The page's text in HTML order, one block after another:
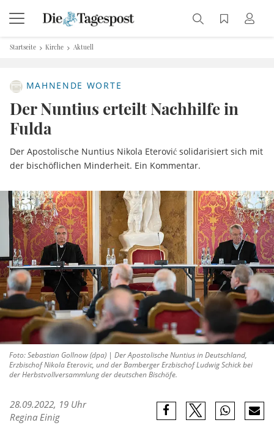
Startseite Kirche Aktuell
MAHNENDE WORTE
Der Nuntius erteilt Nachhilfe in
Fulda
Der Apostolische Nuntius Nikola Eterović solidarisiert sich mit
der bischöflichen Minderheit. Ein Kommentar.
Foto: Sebastian Gollnow (dpa) | Der Apostolische Nuntius in Deutschland,
Erzbischof Nikola Eterovic, und der Bamberger Erzbischof Ludwig Schick bei
der Herbstvollversammlung der deutschen Bischöfe.
28.09.2022, 19 Uhr
Regina Einig